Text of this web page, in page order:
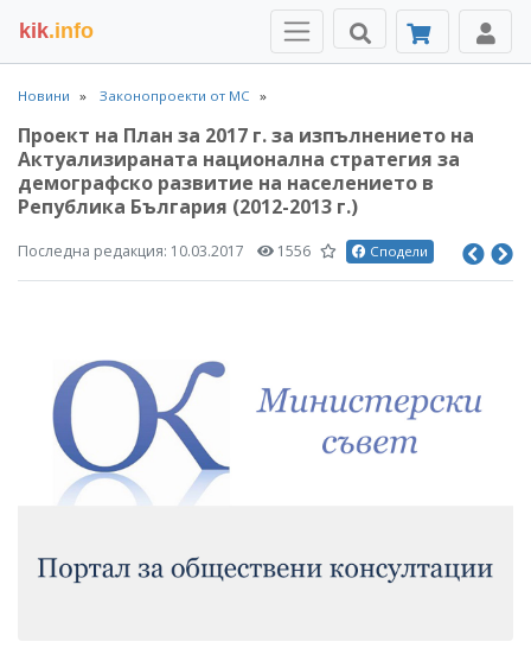
kik.info
Новини Законопроекти от МС
Проект на План за 2017 г. за изпълнението на
Актуализираната национална стратегия за
демографско развитие на населението в
Република България (2012-2013 г.)
Последна редакция: 10.03.2017 1556 Сподели